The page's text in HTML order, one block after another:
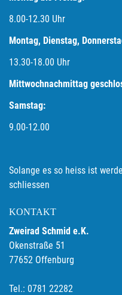
8.00-12.30 Uhr
Montag, Dienstag,
13.30-18.00 Uhr
Mittwochnachmittag
Samstag:
9.00-12.00
Solange es so heiss ist
schliessen
KONTAKT
Zweirad Schmid e.K.
Okenstraße 51
77652 Offenburg
Tel.: 0781 22282